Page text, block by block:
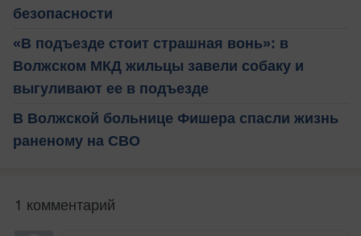
безопасности
«В подъезде стоит страшная вонь»: в
Волжском МКД жильцы завели собаку и
выгуливают ее в подъезде
В Волжской больнице Фишера спасли жизнь
раненому на СВО
1 комментарий